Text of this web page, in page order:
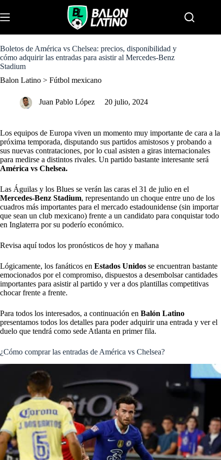
k
i
o
c
o
t
Boletos de América vs Chelsea: precios, disponibilidad y
cómo adquirir las entradas para asistir al Mercedes-Benz
Stadium
Balon Latino > Fútbol mexicano
Juan Pablo López 20 julio, 2024
Los equipos de Europa viven un momento muy importante de cara a la
próxima temporada, disputando sus partidos amistosos y probando a
sus nuevas contrataciones, por lo cual asisten a giras internacionales
para medirse a distintos rivales. Un partido bastante interesante será
América vs Chelsea.
Las Águilas y los Blues se verán las caras el 31 de julio en el
Mercedes-Benz Stadium, representando un choque entre uno de los
cuadros más importantes para el mercado estadounidense (sin importar
que sean un club mexicano) frente a un candidato para conquistar todo
en Inglaterra por su poderío económico.
Revisa aquí todos los pronósticos de hoy y mañana
Lógicamente, los fanáticos en Estados Unidos se encuentran bastante
emocionados por el compromiso, dispuestos a desembolsar cantidades
importantes para asistir al partido y ver a dos plantillas competitivas
chocar frente a frente.
Para todos los interesados, a continuación en Balón Latino
presentamos todos los detalles para poder adquirir una entrada y ver el
duelo que tendrá como sede Atlanta en primer fila.
¿Cómo comprar las entradas de América vs Chelsea?